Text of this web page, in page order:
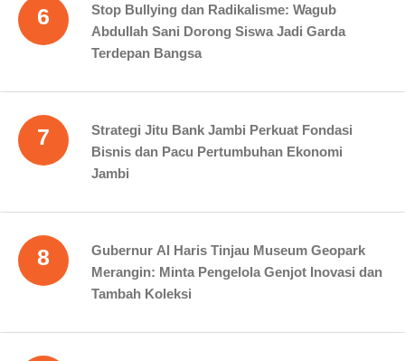
6
Stop Bullying dan Radikalisme: Wagub
Abdullah Sani Dorong Siswa Jadi Garda
Terdepan Bangsa
7
Strategi Jitu Bank Jambi Perkuat Fondasi
Bisnis dan Pacu Pertumbuhan Ekonomi
Jambi
8
Gubernur Al Haris Tinjau Museum Geopark
Merangin: Minta Pengelola Genjot Inovasi dan
Tambah Koleksi